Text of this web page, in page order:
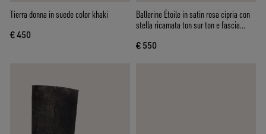
Tierra donna in suede color khaki
€ 450
Ballerine Étoile in satin rosa cipria con
stella ricamata ton sur ton e fascia
€ 550